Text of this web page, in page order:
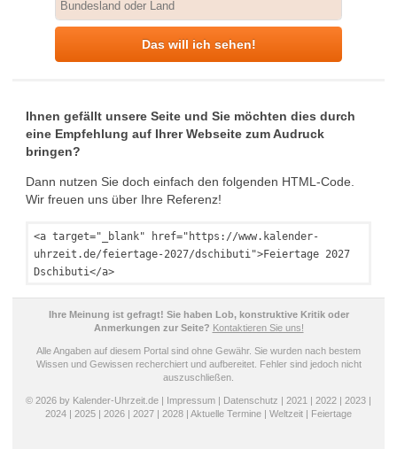
Das will ich sehen!
Ihnen gefällt unsere Seite und Sie möchten dies durch
eine Empfehlung auf Ihrer Webseite zum Audruck
bringen?
Dann nutzen Sie doch einfach den folgenden HTML-Code.
Wir freuen uns über Ihre Referenz!
<a target="_blank" href="https://www.kalender-
uhrzeit.de/feiertage-2027/dschibuti">Feiertage 2027
Dschibuti</a>
Ihre Meinung ist gefragt! Sie haben Lob, konstruktive Kritik oder
Anmerkungen zur Seite? Kontaktieren Sie uns!
Alle Angaben auf diesem Portal sind ohne Gewähr. Sie wurden nach bestem
Wissen und Gewissen recherchiert und aufbereitet. Fehler sind jedoch nicht
auszuschließen.
© 2026 by Kalender-Uhrzeit.de | Impressum | Datenschutz | 2021 | 2022 | 2023 |
2024 | 2025 | 2026 | 2027 | 2028 | Aktuelle Termine | Weltzeit | Feiertage